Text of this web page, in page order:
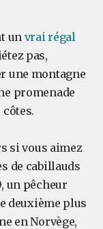
un vrai régal
pas,
une montagne
promenade
si vous aimez
de cabillauds
un pêcheur
deuxième plus
en Norvège,